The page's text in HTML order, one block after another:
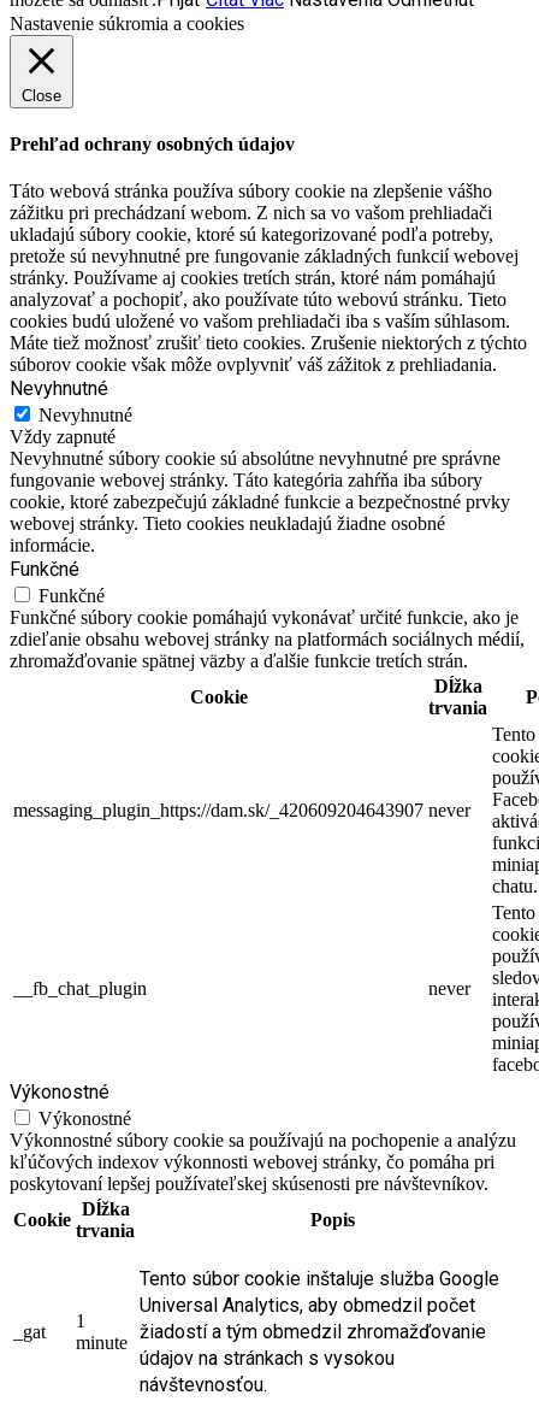
Nastavenie súkromia a cookies
Close
Prehľad ochrany osobných údajov
Táto webová stránka používa súbory cookie na zlepšenie vášho
zážitku pri prechádzaní webom. Z nich sa vo vašom prehliadači
ukladajú súbory cookie, ktoré sú kategorizované podľa potreby,
pretože sú nevyhnutné pre fungovanie základných funkcií webovej
stránky. Používame aj cookies tretích strán, ktoré nám pomáhajú
analyzovať a pochopiť, ako používate túto webovú stránku. Tieto
cookies budú uložené vo vašom prehliadači iba s vaším súhlasom.
Máte tiež možnosť zrušiť tieto cookies. Zrušenie niektorých z týchto
súborov cookie však môže ovplyvniť váš zážitok z prehliadania.
Nevyhnutné
Nevyhnutné
Vždy zapnuté
Nevyhnutné súbory cookie sú absolútne nevyhnutné pre správne
fungovanie webovej stránky. Táto kategória zahŕňa iba súbory
cookie, ktoré zabezpečujú základné funkcie a bezpečnostné prvky
webovej stránky. Tieto cookies neukladajú žiadne osobné
informácie.
Funkčné
Funkčné
Funkčné súbory cookie pomáhajú vykonávať určité funkcie, ako je
zdieľanie obsahu webovej stránky na platformách sociálnych médií,
zhromažďovanie spätnej väzby a ďalšie funkcie tretích strán.
Cookie
Dĺžka
trvania
messaging_plugin_https://dam.sk/_420609204643907 never
chatu.
__fb_chat_plugin never
Výkonostné
Výkonostné
Výkonnostné súbory cookie sa používajú na pochopenie a analýzu
kľúčových indexov výkonnosti webovej stránky, čo pomáha pri
poskytovaní lepšej používateľskej skúsenosti pre návštevníkov.
Cookie
Dĺžka
trvania
Popis
_gat
1
minute
Tento súbor cookie inštaluje služba Google
Universal Analytics, aby obmedzil počet
žiadostí a tým obmedzil zhromažďovanie
údajov na stránkach s vysokou
návštevnosťou.